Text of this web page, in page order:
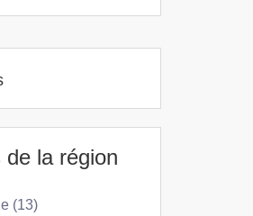
de la région
(13)